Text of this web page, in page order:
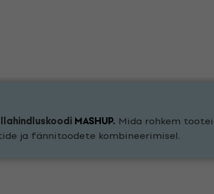
MASHUP. Mida rohkem
ja fännitoodete kombineerimisel.